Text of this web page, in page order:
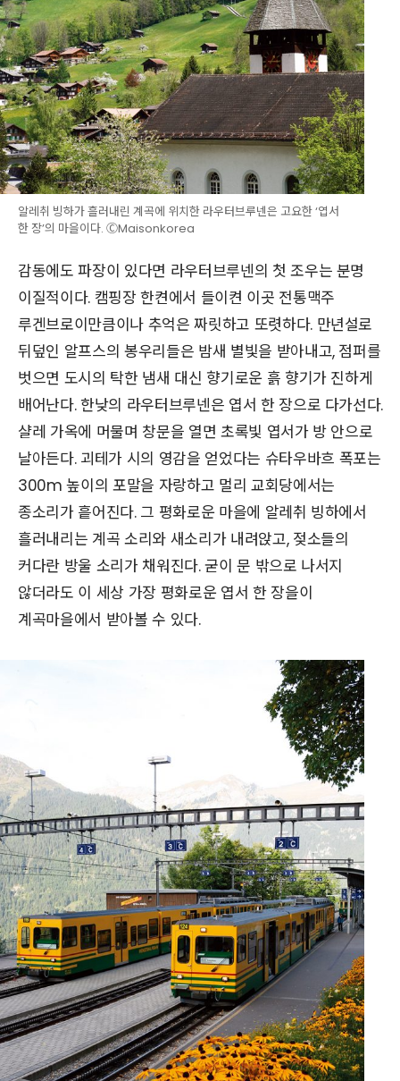
알레취 빙하가 흘러내린 계곡에 위치한 라우터브루넨은 고요한 ‘엽서
한 장’의 마을이다. ⒸMaisonkorea
감동에도 파장이 있다면 라우터브루넨의 첫 조우는 분명
이질적이다. 캠핑장 한켠에서 들이켠 이곳 전통맥주
루겐브로이만큼이나 추억은 짜릿하고 또렷하다. 만년설로
뒤덮인 알프스의 봉우리들은 밤새 별빛을 받아내고, 점퍼를
벗으면 도시의 탁한 냄새 대신 향기로운 흙 향기가 진하게
배어난다. 한낮의 라우터브루넨은 엽서 한 장으로 다가선다.
샬레 가옥에 머물며 창문을 열면 초록빛 엽서가 방 안으로
날아든다. 괴테가 시의 영감을 얻었다는 슈타우바흐 폭포는
300m 높이의 포말을 자랑하고 멀리 교회당에서는
종소리가 흩어진다. 그 평화로운 마을에 알레취 빙하에서
흘러내리는 계곡 소리와 새소리가 내려앉고, 젖소들의
커다란 방울 소리가 채워진다. 굳이 문 밖으로 나서지
않더라도 이 세상 가장 평화로운 엽서 한 장을이
계곡마을에서 받아볼 수 있다.